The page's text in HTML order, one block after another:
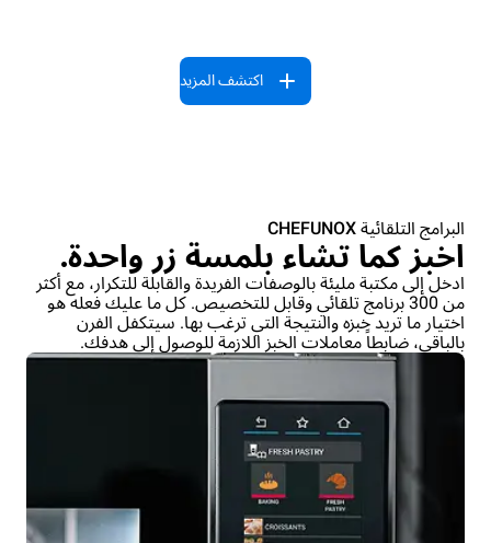
اكتشف المزيد
البرامج التلقائية CHEFUNOX
اخبز كما تشاء بلمسة زر واحدة.
ادخل إلى مكتبة مليئة بالوصفات الفريدة والقابلة للتكرار، مع أكثر
من 300 برنامج تلقائي وقابل للتخصيص. كل ما عليك فعله هو
اختيار ما تريد خبزه والنتيجة التي ترغب بها. سيتكفل الفرن
بالباقي، ضابطاً معاملات الخبز اللازمة للوصول إلى هدفك.